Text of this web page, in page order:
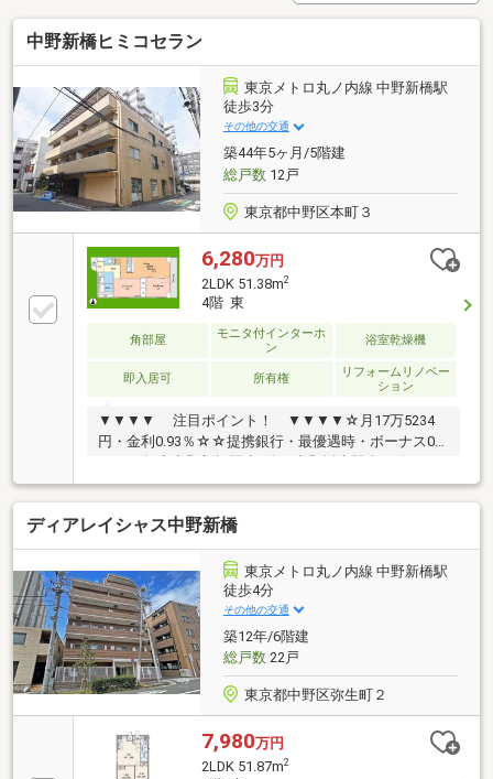
中野新橋ヒミコセラン
東京メトロ丸ノ内線 中野新橋駅
徒歩3分
その他の交通
築44年5ヶ月/5階建
総戸数12戸
東京都中野区本町３
6,280万円
2LDK 51.38m2
4階 東
角部屋
モニタ付インターホ
ン
浴室乾燥機
即入居可 所有権
リフォームリノベー
ション
▼▼▼▼ 注目ポイント！ ▼▼▼▼☆月17万5234
円・金利0.93％☆☆提携銀行・最優遇時・ボーナス0
◆1982年築の新耐震基準マンション◆宅配ボックス設
置済み◆敷地内に駐輪場あり◆4階角部屋・新規リノ
ベーション実施◆「もっと安い住宅ローン」が見つか
る！ 提携の金融機関は55社以上！◆「勤続期間が
短い」「諸費用まで借りたい」 さまざまな条件下で
のローンご相談ください！◆「即！見学！」＆「車で
送迎」サービス実施
ディアレイシャス中野新橋
東京メトロ丸ノ内線 中野新橋駅
徒歩4分
その他の交通
築12年/6階建
総戸数22戸
東京都中野区弥生町２
7,980万円
2LDK 51.87m2